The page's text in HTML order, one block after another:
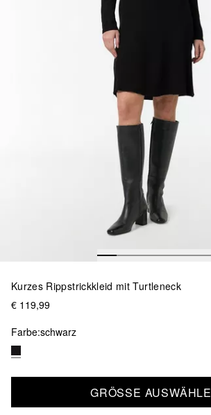
Kurzes Rippstrickkleid mit Turtleneck
€ 119,99
Farbe:schwarz
GRÖSSE AUSWÄHLEN